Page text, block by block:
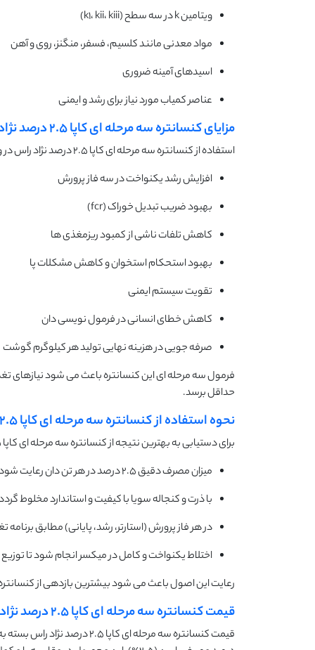
ویتامین k در سه سطح (k1، kii، kiii)
مواد معدنی مانند کلسیم، فسفر، منگنز، روی و آهن
اسیدهای آمینه ضروری
عناصر کمیاب مورد نیاز برای رشد و ایمنی
مزایای کنسانتره سه مرحله ای کاپا 2.5 درصد نژاد راس
استفاده از کنسانتره سه مرحله ای کاپا 2.5 درصد نژاد راس در واحدهای پرورش مرغ گوشتی، مزایای قابل توجهی دارد:
افزایش رشد یکنواخت در سه فاز پرورش
بهبود ضریب تبدیل خوراک (fcr)
کاهش تلفات ناشی از کمبود ریزمغذی ها
بهبود استحکام استخوان و کاهش مشکلات پا
تقویت سیستم ایمنی
کاهش خطای انسانی در فرمول نویسی دان
صرفه جویی در هزینه نهایی تولید هر کیلوگرم گوشت
فرمول سه مرحله ای این کنسانتره باعث می شود نیازهای
حداقل برسد.
نحوه استفاده از کنسانتره سه مرحله ای کاپا 2.5 درصد نژاد راس
برای دستیابی به بهترین نتیجه از کنسانتره سه مرحله ای کاپا 2.5 درصد مخصوص نژاد راس، رعایت نکات زیر ضروری است:
میزان مصرف دقیق ۲.۵ درصد در هر تن دان رعایت شود.
با ذرت و کنجاله سویا با کیفیت و استاندارد مخلوط
در هر فاز پرورش (استارتر، رشد، پایانی) مطابق
اختلاط یکنواخت و کامل در میکسر انجام شود تا
رعایت این اصول باعث می شود بیشترین بازدهی از کنسانتره سه مرحله ای
قیمت کنسانتره سه مرحله ای کاپا 2.5 درصد نژاد راس
قیمت کنسانتره سه مرحله ای